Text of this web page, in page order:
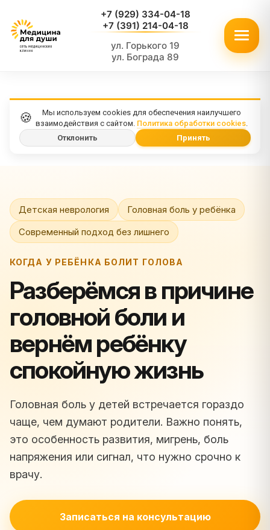
+7 (929) 334-04-18
+7 (391) 214-04-18
ул. Горького 19
ул. Бограда 89
🍪
Мы используем cookies для обеспечения наилучшего
взаимодействия с сайтом. Политика обработки cookies.
Отклонить
Принять
Детская неврология
Головная боль у ребёнка
Современный подход без лишнего
КОГДА У РЕБЁНКА БОЛИТ ГОЛОВА
Разберёмся в причине
головной боли и
вернём ребёнку
спокойную жизнь
Головная боль у детей встречается гораздо
чаще, чем думают родители. Важно понять,
это особенность развития, мигрень, боль
напряжения или сигнал, что нужно срочно к
врачу.
Записаться на консультацию